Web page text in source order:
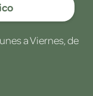
a Viernes, de